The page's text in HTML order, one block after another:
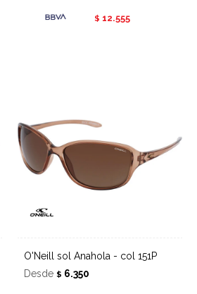
$ 12.555
O'Neill sol Anahola - col 151P
Desde$ 6.350